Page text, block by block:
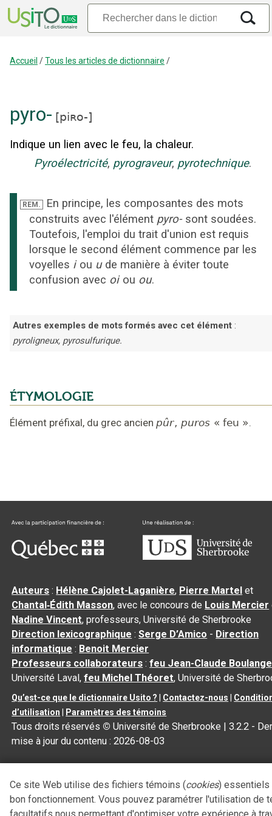
Accueil /Tous les articles de dictionnaire /
pyro- [piʀo-]
Indique un lien avec le feu, la chaleur.
Pyroélectricité, pyrograveur, pyrotechnique.
REM.
En principe, les composantes des mots
construits avec l'élément pyro- sont soudées.
Toutefois, l'emploi du trait d'union est requis
lorsque le second élément commence par les
voyelles i ou u de manière à éviter toute
confusion avec oi ou ou.
Autres exemples de mots formés avec cet élément :
pyroligneux, pyrosulfurique.
ÉTYMOLOGIE
Élément préfixal, du grec ancien pûr, puros « feu ».
Auteurs : Hélène Cajolet-Laganière, Pierre Martel et
Chantal‑Édith Masson, avec le concours de Louis Mercier
Nadine Vincent, professeurs, Université de Sherbrooke
Direction lexicographique :Serge D’Amico - Direction
informatique : Benoit Mercier
Professeurs collaborateurs :feu Jean-Claude
Université Laval,feu Michel Théoret, Université de
Qu’est-ce que le dictionnaire Usito ? Contactez-nous
d’utilisation
Paramètres des témoins
Tous droits réservés © Université de Sherbrooke |3.2.2 -
mise à jour du contenu :2026-08-03
Ce site Web utilise des fichiers témoins (cookies) essentiels
bon fonctionnement. Vous pouvez paramétrer l'utilisation de